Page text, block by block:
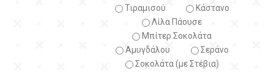
Τιραμισού
Κάστανο
Λίλα Πάουσε
Μπίτερ Σοκολάτα
Αμυγδάλου
Σεράνο
Σοκολάτα (με Στέβια)